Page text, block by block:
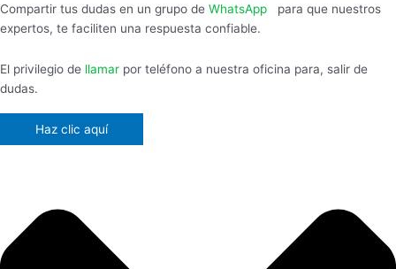
Compartir tus dudas en un grupo de WhatsApp
para que nuestros
expertos, te faciliten una respuesta confiable.
El privilegio de llamar por teléfono a nuestra oficina para, salir de
dudas.
Haz clic aquí